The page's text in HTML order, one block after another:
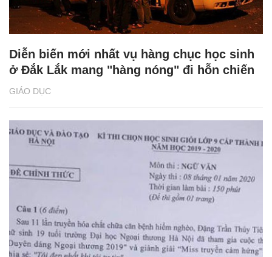
GIÁO DỤC
Diễn biến mới nhất vụ hàng chục học sinh
ở Đắk Lắk mang "hàng nóng" đi hỗn chiến